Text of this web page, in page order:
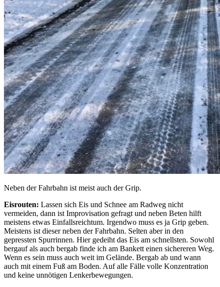
Neben der Fahrbahn ist meist auch der Grip.
Eisrouten: Lassen sich Eis und Schnee am Radweg nicht
vermeiden, dann ist Improvisation gefragt und neben Beten hilft
meistens etwas Einfallsreichtum. Irgendwo muss es ja Grip geben.
Meistens ist dieser neben der Fahrbahn. Selten aber in den
gepressten Spurrinnen. Hier gedeiht das Eis am schnellsten. Sowohl
bergauf als auch bergab finde ich am Bankett einen sichereren Weg.
Wenn es sein muss auch weit im Gelände. Bergab ab und wann
auch mit einem Fuß am Boden. Auf alle Fälle volle Konzentration
und keine unnötigen Lenkerbewegungen.